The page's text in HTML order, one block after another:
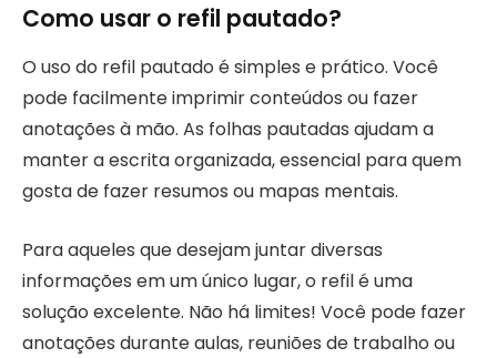
Como usar o refil pautado?
O uso do refil pautado é simples e prático. Você
pode facilmente imprimir conteúdos ou fazer
anotações à mão. As folhas pautadas ajudam a
manter a escrita organizada, essencial para quem
gosta de fazer resumos ou mapas mentais.
Para aqueles que desejam juntar diversas
informações em um único lugar, o refil é uma
solução excelente. Não há limites! Você pode fazer
anotações durante aulas, reuniões de trabalho ou